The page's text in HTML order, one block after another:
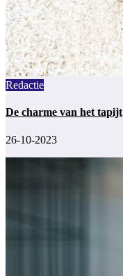
Redactie
De charme van het tapijt
26-10-2023